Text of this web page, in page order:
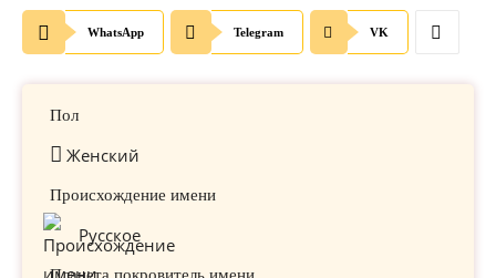
WhatsApp Telegram VK
Пол
Женский
Происхождение имени
Русское